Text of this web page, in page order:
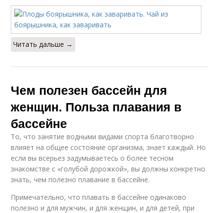
Читать дальше →
Чем полезен бассейн для
женщин. Польза плавания в
бассейне
То, что занятие водными видами спорта благотворно
влияет на общее состояние организма, знает каждый. Но
если вы всерьез задумываетесь о более тесном
знакомстве с «голубой дорожкой», вы должны конкретно
знать, чем полезно плавание в бассейне.
Примечательно, что плавать в бассейне одинаково
полезно и для мужчин, и для женщин, и для детей, при